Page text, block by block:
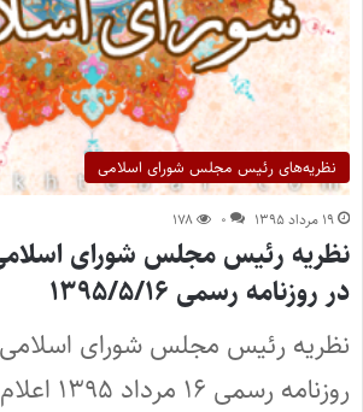
نظریه‌های‌‌‌ رئیس مجلس شورای اسلامی
۱۹ مرداد ۱۳۹۵ ۰ ۱۷۸
نظریه‌ رئیس مجلس شورای
در روزنامه رسمی ۱۳۹۵/۵/۱۶
نظریه‌‌‌ رئیس مجلس شورای
روزنامه